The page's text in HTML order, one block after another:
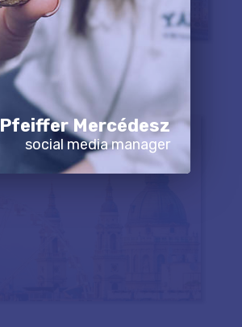
Pfeiffer Mercédesz
social media manager